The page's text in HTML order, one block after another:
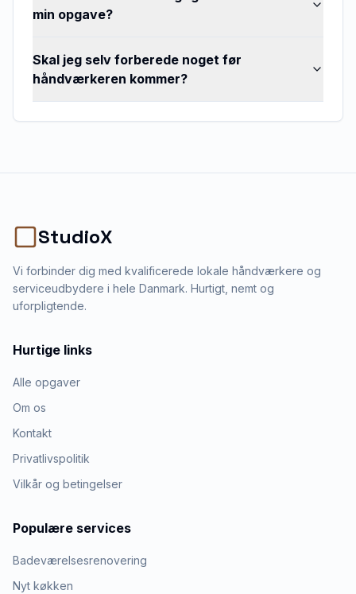
min opgave?
Skal jeg selv forberede noget før
håndværkeren kommer?
StudioX
Vi forbinder dig med kvalificerede lokale håndværkere og
serviceudbydere i hele Danmark. Hurtigt, nemt og
uforpligtende.
Hurtige links
Alle opgaver
Om os
Kontakt
Privatlivspolitik
Vilkår og betingelser
Populære services
Badeværelsesrenovering
Nyt køkken